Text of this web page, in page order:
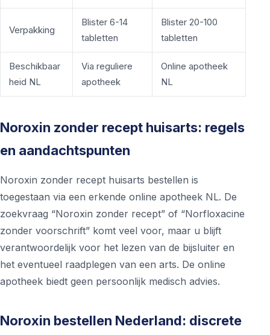
Verpakking
Blister 6-14
tabletten
Blister 20-100
tabletten
Beschikbaar
heid NL
Via reguliere
apotheek
Online apotheek
NL
Noroxin zonder recept huisarts: regels
en aandachtspunten
Noroxin zonder recept huisarts bestellen is
toegestaan via een erkende online apotheek NL. De
zoekvraag “Noroxin zonder recept” of “Norfloxacine
zonder voorschrift” komt veel voor, maar u blijft
verantwoordelijk voor het lezen van de bijsluiter en
het eventueel raadplegen van een arts. De online
apotheek biedt geen persoonlijk medisch advies.
Noroxin bestellen Nederland: discrete